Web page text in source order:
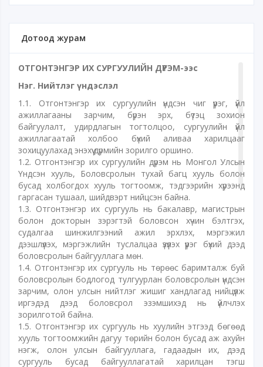
Дотоод журам
ОТГОНТЭНГЭР ИХ СУРГУУЛИЙН ДҮРЭМ-ээс
Нэг. Нийтлэг үндэслэл
1.1. Отгонтэнгэр их сургуулийн үндсэн чиг үүрэг, үйл
ажиллагааны зарчим, бүрэн эрх, бүтэц зохион
байгуулалт, удирдлагын тогтолцоо, сургуулийн үйл
ажиллагаатай холбоо бүхий аливаа харилцааг
зохицуулахад энэхүү дүрмийн зорилго оршино.
1.2. Отгонтэнгэр их сургуулийн дүрэм нь Монгол Улсын
Үндсэн хууль, Боловсролын тухай багц хууль болон
бусад холбогдох хууль тогтоомж, тэдгээрийн хүрээнд
гаргасан тушаал, шийдвэрт нийцсэн байна.
1.3. Отгонтэнгэр их сургууль нь бакалавр, магистрын
болон докторын зэрэгтэй боловсон хүчин бэлтгэх,
судалгаа шинжилгээний ажил эрхлэх, мэргэжил
дээшлүүлэх, мэргэжлийн туслалцаа үзүүлэх үүрэг бүхий дээд
боловсролын байгууллага мөн.
1.4. Отгонтэнгэр их сургууль нь төрөөс баримталж буй
боловсролын бодлогод тулгуурлан боловсролын үндсэн
зарчим, олон улсын нийтлэг жишиг хандлагад нийцүүлж
иргэдэд дээд боловсрол эзэмшихэд нь үйлчлэх
зорилготой байна.
1.5. Отгонтэнгэр их сургууль нь хуулийн этгээд бөгөөд
хууль тогтоомжийн дагуу төрийн болон бусад аж ахуйн
нэгж, олон улсын байгууллага, гадаадын их, дээд
сургууль бусад байгууллагатай харилцан тэгш